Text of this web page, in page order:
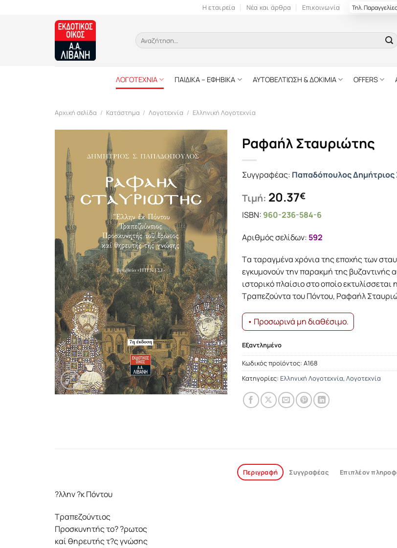
Η εταιρεία Νέα και άρθρα Επικοινωνία Τηλ.
Αναζήτηση
για:
ΛΟΓΟΤΕΧΝΙΑ ΠΑΙΔΙΚΑ – ΕΦΗΒΙΚΑ ΑΥΤΟΒΕΛΤΙΩΣΗ & ΔΟΚΙΜΙΑ OFFERS
Αρχική σελίδα / Κατάστημα / Λογοτεχνία / Ελληνική Λογοτεχνία
Ραφαήλ Σταυριώτης
Συγγραφέας: Παπαδόπουλος Δημήτριος
Τιμή: 20.37€
ISBN: 960-236-584-6
Αριθμός σελίδων: 592
Tα ταραγμένα χρόνια της εποχής των
εγκυμονούν την παρακμή της βυζαντινής
ιστορικό πλαίσιο στο οποίο
Tραπεζούντα του Πόντου, Pαφαήλ
• Προσωρινά μη διαθέσιμο.
Εξαντλημένο
Κωδικός προϊόντος:A168
Κατηγορίες: Ελληνική Λογοτεχνία,Λογοτεχνία
Περιγραφή Συγγραφέας Επιπλέον
?λλην ?κ Πόντου
Τραπεζούντιος
Προσκυνητής το? ?ρωτος
καί θηρευτής τ?ς γνώσης